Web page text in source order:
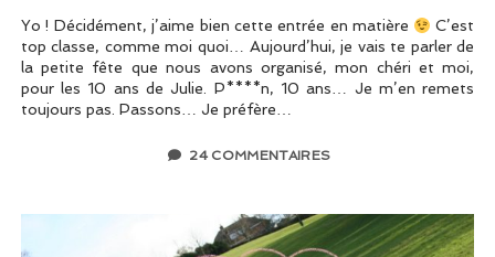
Yo ! Décidément, j’aime bien cette entrée en matière
C’est
top classe, comme moi quoi… Aujourd’hui, je vais te parler de
la petite fête que nous avons organisé, mon chéri et moi,
pour les 10 ans de Julie. P****n, 10 ans… Je m’en remets
toujours pas. Passons… Je préfère…
24 COMMENTAIRES